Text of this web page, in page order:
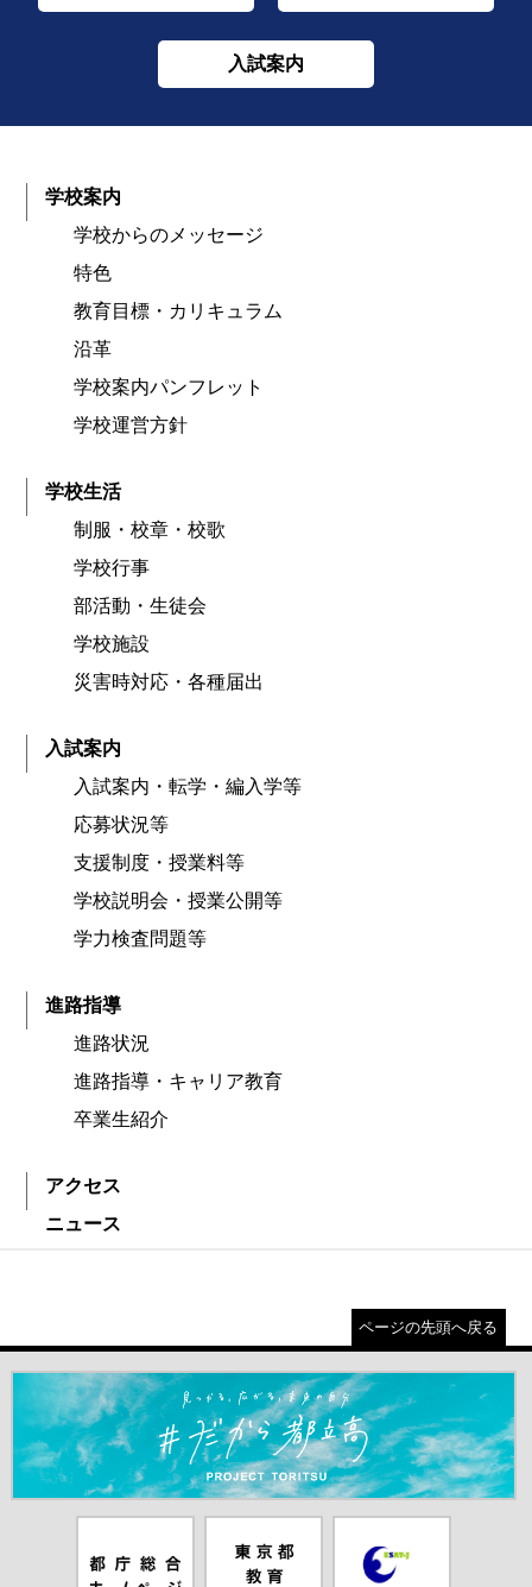
入試案内
学校案内
学校からのメッセージ
特色
教育目標・カリキュラム
沿革
学校案内パンフレット
学校運営方針
学校生活
制服・校章・校歌
学校行事
部活動・生徒会
学校施設
災害時対応・各種届出
入試案内
入試案内・転学・編入学等
応募状況等
支援制度・授業料等
学校説明会・授業公開等
学力検査問題等
進路指導
進路状況
進路指導・キャリア教育
卒業生紹介
アクセス
ニュース
ページの先頭へ戻る
＃だから都立高（別ウインドウが開きます）
ムページ（別
員会（別ウイ
ピーキングテ